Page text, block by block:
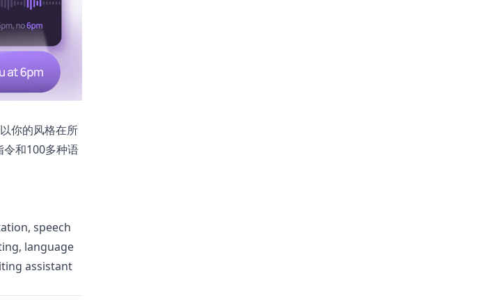
你的风格在所
令和100多种语
speech
language
assistant